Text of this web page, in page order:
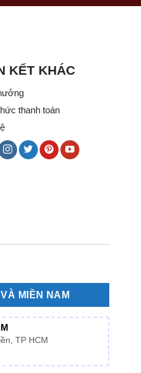
KẾT KHÁC
thanh toán
MIỀN NAM
TP HCM